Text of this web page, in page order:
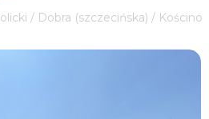
/ Dobra (szczecińska) / Kościno